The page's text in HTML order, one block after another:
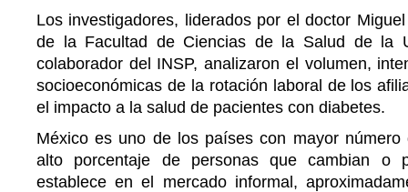
Los investigadores, liderados por el doctor
de la Facultad de Ciencias de la Salud de la
colaborador del INSP, analizaron el volumen,
socioeconómicas de la rotación laboral de los
el impacto a la salud de pacientes con diabetes.
México es uno de los países con mayor
alto porcentaje de personas que cambian o
establece en el mercado informal,